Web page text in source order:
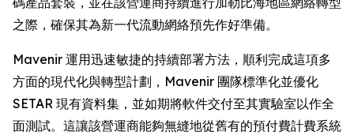
之際，確保其為新一代流動網絡預先作好準備。
Mavenir 運用迅速敏捷的持續部署方法，順利完成這項多
方面的現代化與轉型計劃，Mavenir 團隊標準化並優化
SETAR 現有資料集，並如期將軟件交付至其實驗室以作全
面測試。這讓該營運商能夠無縫地從舊有的預付費計費系統